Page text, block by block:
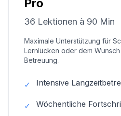
Pro
36 Lektionen à 90 Min
Maximale Unterstützung für
Lernlücken oder dem
Betreuung.
✓ Intensive
✓ Wöchentliche